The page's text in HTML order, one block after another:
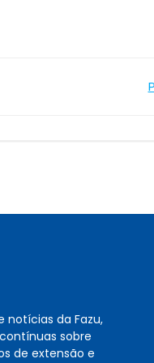
notícias da Fazu,
sobre
de extensão e